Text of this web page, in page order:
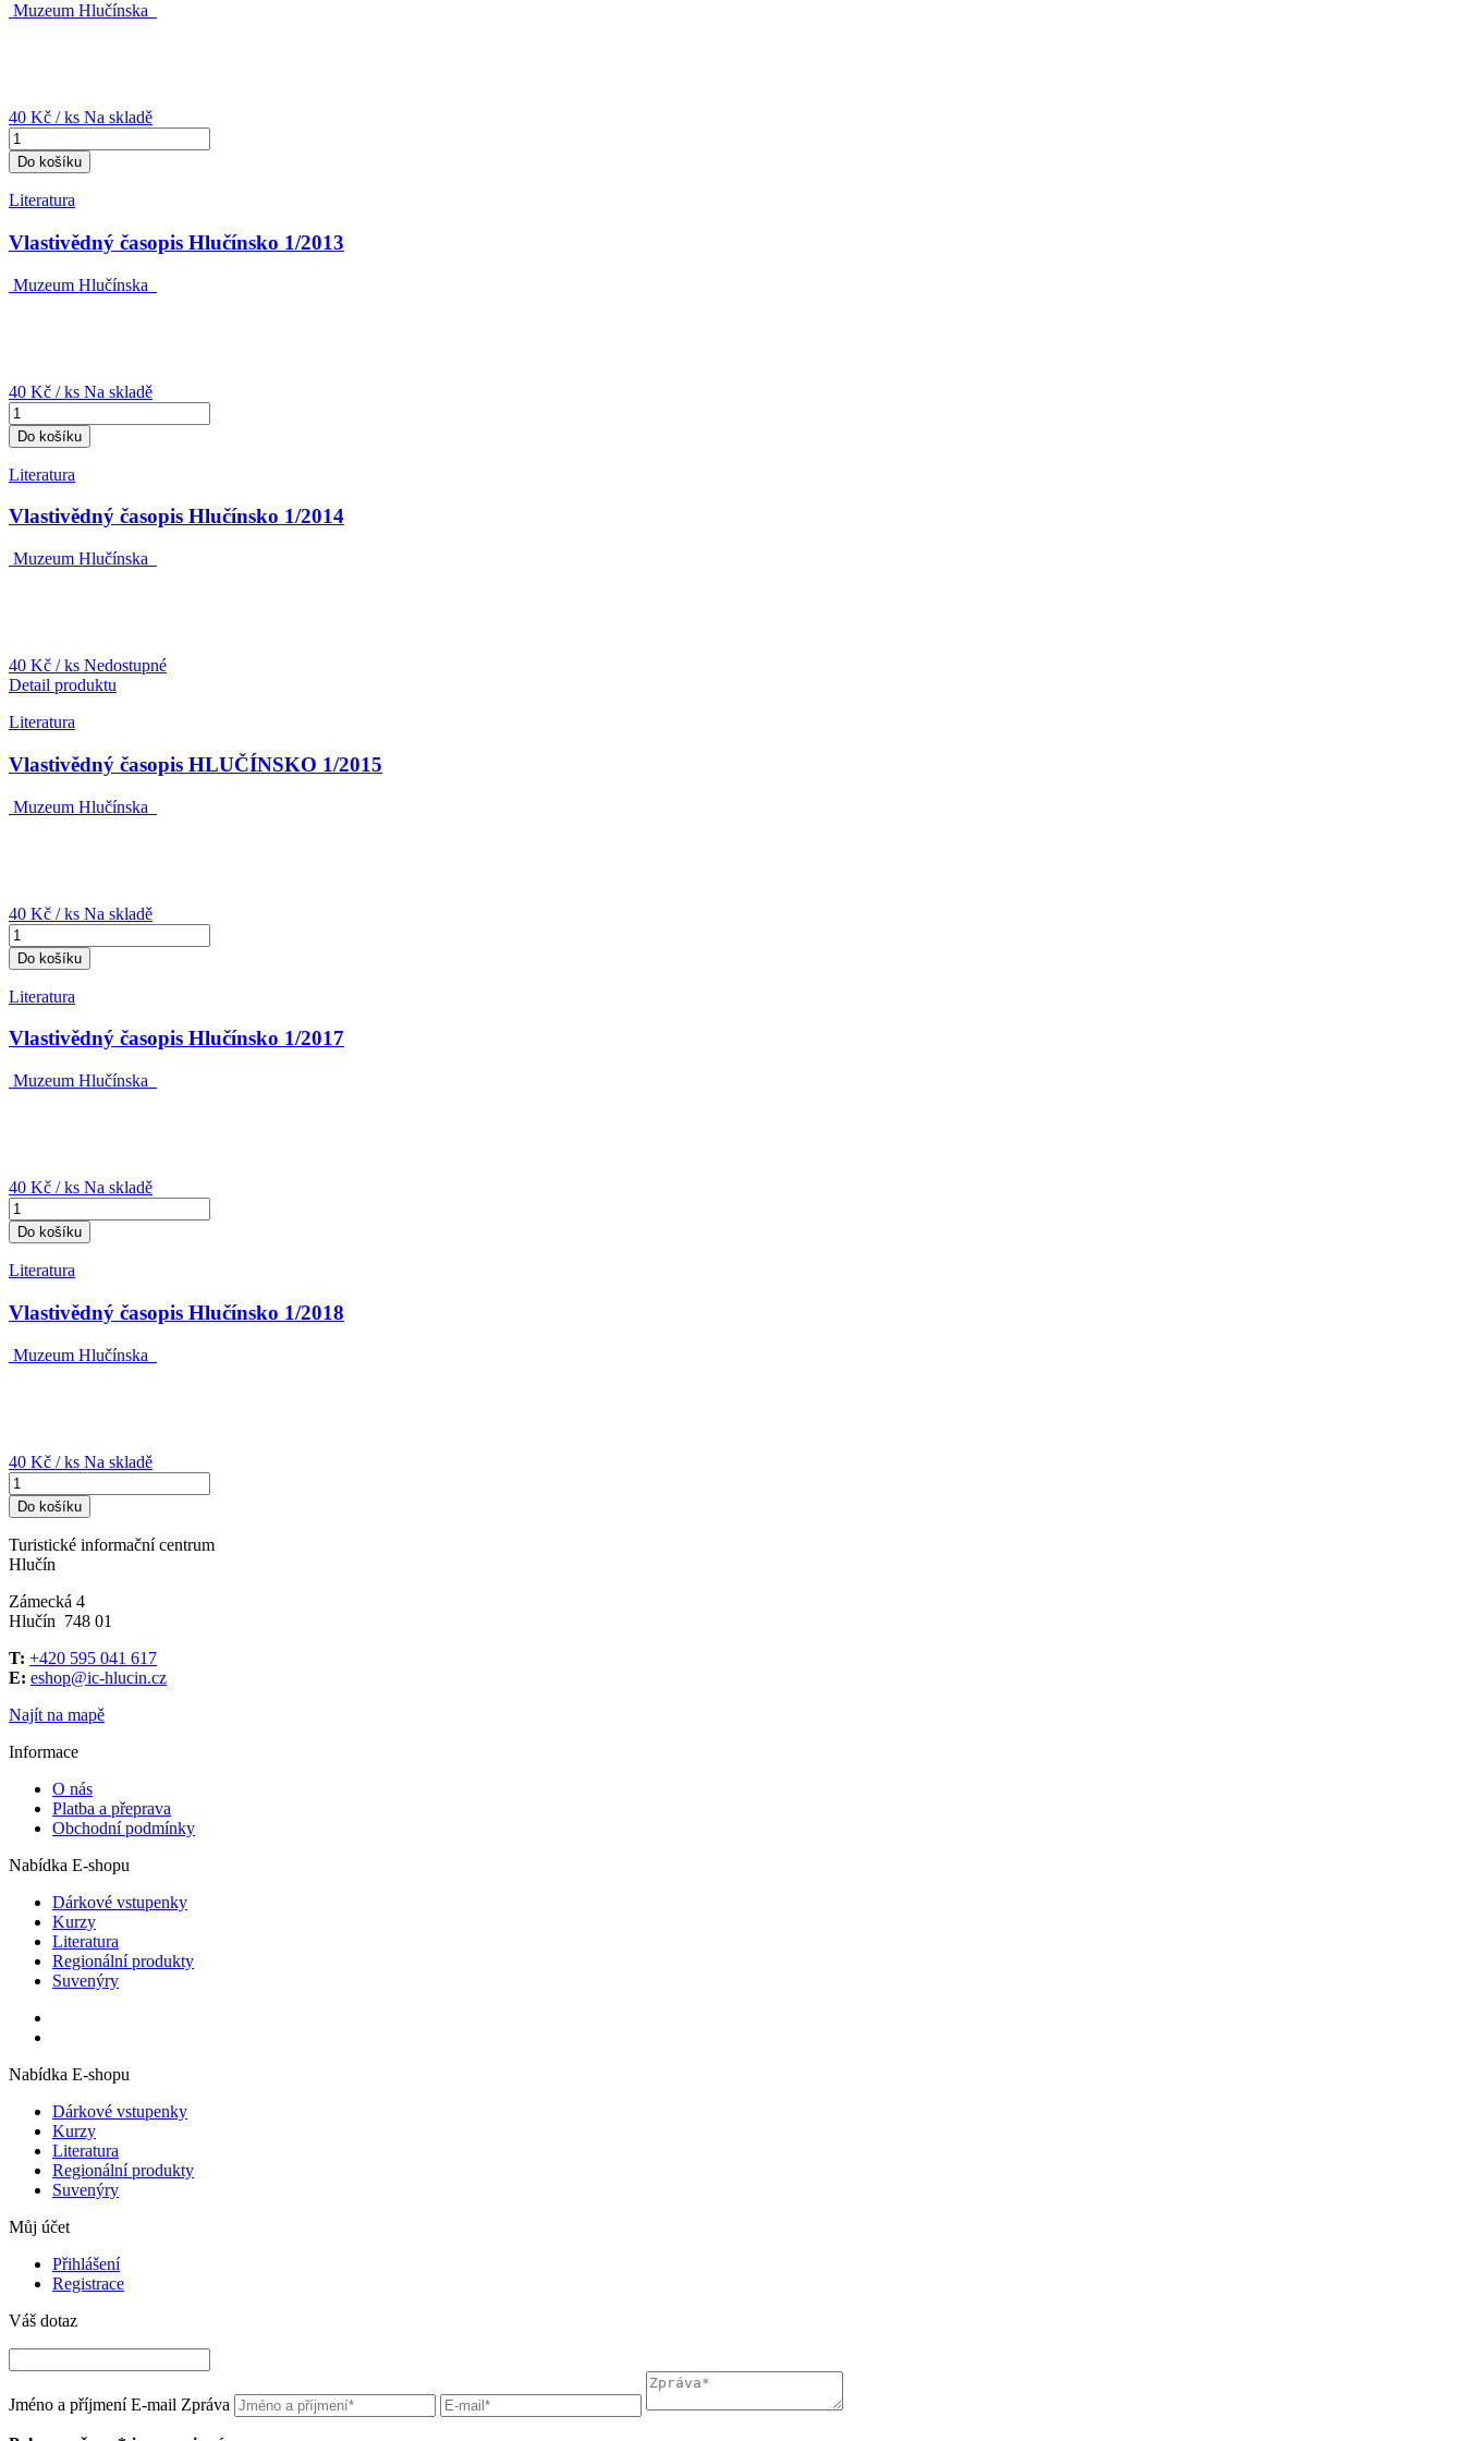
Muzeum Hlučínska
40 Kč / ks Na skladě
Do košíku
Literatura
Vlastivědný časopis Hlučínsko 1/2013
Muzeum Hlučínska
40 Kč / ks Na skladě
Do košíku
Literatura
Vlastivědný časopis Hlučínsko 1/2014
Muzeum Hlučínska
40 Kč / ks Nedostupné
Detail produktu
Literatura
Vlastivědný časopis HLUČÍNSKO 1/2015
Muzeum Hlučínska
40 Kč / ks Na skladě
Do košíku
Literatura
Vlastivědný časopis Hlučínsko 1/2017
Muzeum Hlučínska
40 Kč / ks Na skladě
Do košíku
Literatura
Vlastivědný časopis Hlučínsko 1/2018
Muzeum Hlučínska
40 Kč / ks Na skladě
Do košíku
Turistické informační centrum
Hlučín
Zámecká 4
Hlučín 748 01
T: +420 595 041 617
E: eshop@ic-hlucin.cz
Najít na mapě
Informace
O nás
Platba a přeprava
Obchodní podmínky
Nabídka E-shopu
Dárkové vstupenky
Kurzy
Literatura
Regionální produkty
Suvenýry
Nabídka E-shopu
Dárkové vstupenky
Kurzy
Literatura
Regionální produkty
Suvenýry
Můj účet
Přihlášení
Registrace
Váš dotaz
Jméno a příjmení E-mail Zpráva